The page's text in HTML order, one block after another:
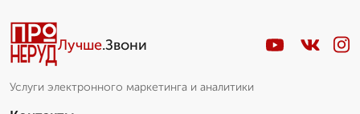
Лучше.Звони
Услуги электронного маркетинга и аналитики